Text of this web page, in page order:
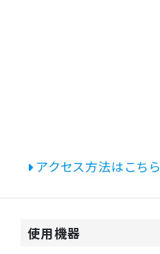
アクセス方法はこちら
使用機器